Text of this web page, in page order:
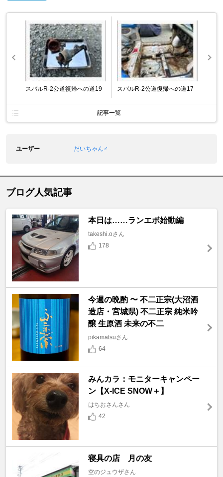
スバルR-2公道復帰への道19 スバルR-2公道復帰への道17
記事一覧
ユーザー だいちゃん♂
ブログ人気記事
本日は……ランエボ始動編
takeshi.oさん
178
今週の晩酌 〜 不二正宗(大沼酒
造店・宮城県) 不二正宗 純米吟
醸 生原酒 未来の不二
pikamatsuさん
64
みんカラ：モニターキャンペー
ン【X-ICE SNOW＋】
はちおさんさん
42
寝具の店 月の友
空のジュウザさん